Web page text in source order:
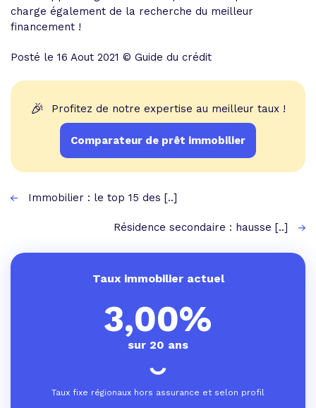
charge également de la recherche du meilleur
financement !
Posté le 16 Aout 2021 © Guide du crédit
🎉 Profitez de notre expertise au meilleur taux !
Comparateur de prêt immobilier
Immobilier : le top 15 des [..]
Résidence secondaire : hausse [..]
Taux immobilier actuel
3,00%
sur 20 ans
Taux fixe régionaux hors assurance et selon profil